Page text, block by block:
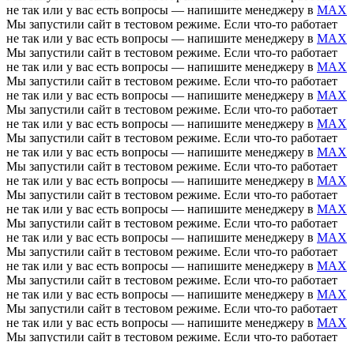
не так или у вас есть вопросы — напишите менеджеру в MAX
Мы запустили сайт в тестовом режиме. Если что-то работает
не так или у вас есть вопросы — напишите менеджеру в MAX
Мы запустили сайт в тестовом режиме. Если что-то работает
не так или у вас есть вопросы — напишите менеджеру в MAX
Мы запустили сайт в тестовом режиме. Если что-то работает
не так или у вас есть вопросы — напишите менеджеру в MAX
Мы запустили сайт в тестовом режиме. Если что-то работает
не так или у вас есть вопросы — напишите менеджеру в MAX
Мы запустили сайт в тестовом режиме. Если что-то работает
не так или у вас есть вопросы — напишите менеджеру в MAX
Мы запустили сайт в тестовом режиме. Если что-то работает
не так или у вас есть вопросы — напишите менеджеру в MAX
Мы запустили сайт в тестовом режиме. Если что-то работает
не так или у вас есть вопросы — напишите менеджеру в MAX
Мы запустили сайт в тестовом режиме. Если что-то работает
не так или у вас есть вопросы — напишите менеджеру в MAX
Мы запустили сайт в тестовом режиме. Если что-то работает
не так или у вас есть вопросы — напишите менеджеру в MAX
Мы запустили сайт в тестовом режиме. Если что-то работает
не так или у вас есть вопросы — напишите менеджеру в MAX
Мы запустили сайт в тестовом режиме. Если что-то работает
не так или у вас есть вопросы — напишите менеджеру в MAX
Мы запустили сайт в тестовом режиме. Если что-то работает